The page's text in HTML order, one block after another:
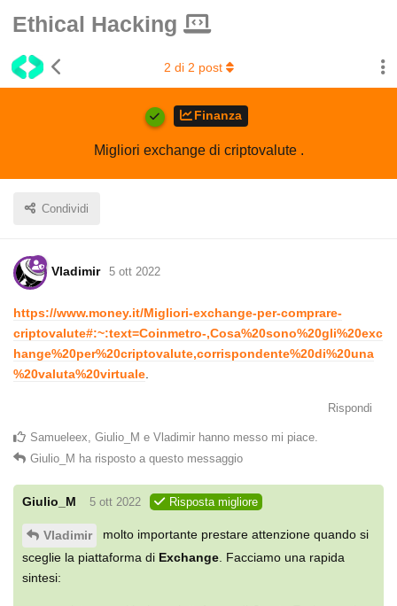
Ethical Hacking
Finanza
Migliori exchange di criptovalute .
Condividi
2 di 2 post
Vladimir 5 ott 2022
https://www.money.it/Migliori-exchange-per-comprare-
criptovalute#:~:text=Coinmetro-,Cosa%20sono%20gli%20exc
hange%20per%20criptovalute,corrispondente%20di%20una
%20valuta%20virtuale
Rispondi
Samueleex Giulio_M e Vladimir hanno messo mi piace
Giulio_M ha risposto a questo messaggio
Giulio_M 5 ott 2022 Risposta migliore
Vladimir
molto importante prestare attenzione quando si
sceglie la piattaforma di Exchange . Facciamo una rapida
sintesi: